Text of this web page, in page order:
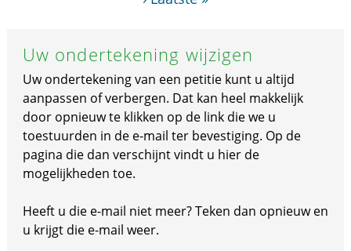
Uw ondertekening wijzigen
Uw ondertekening van een petitie kunt u altijd
aanpassen of verbergen. Dat kan heel makkelijk
door opnieuw te klikken op de link die we u
toestuurden in de e-mail ter bevestiging. Op de
pagina die dan verschijnt vindt u hier de
mogelijkheden toe.
Heeft u die e-mail niet meer? Teken dan opnieuw en
u krijgt die e-mail weer.